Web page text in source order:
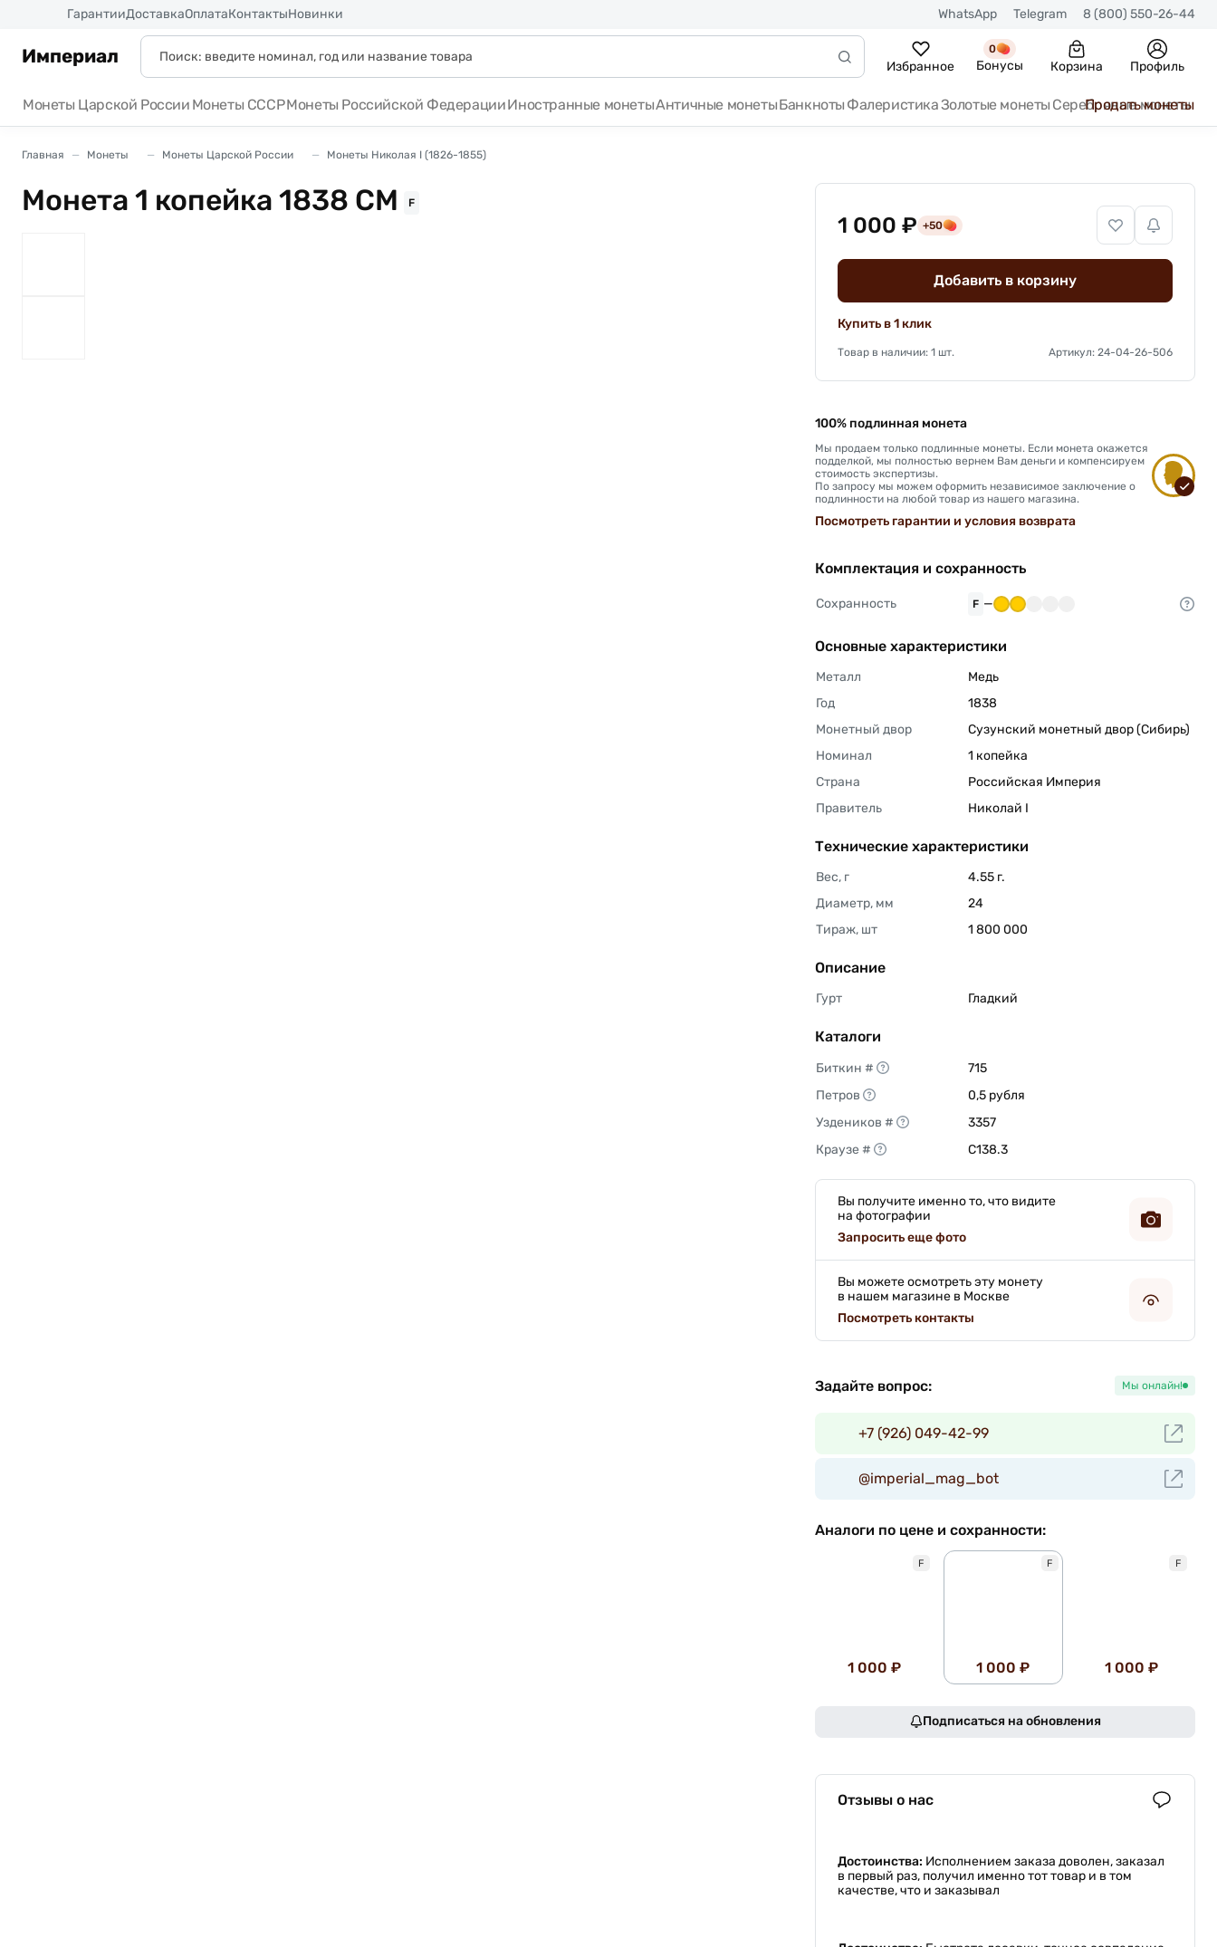
ГарантииДоставкаОплатаКонтактыНовинки WhatsApp Telegram 8 (800) 550-26-44
Империал Избранное
0
Бонусы Корзина Профиль
Монеты Царской России Монеты СССРМонеты Российской ФедерацииИностранные монетыАнтичные монетыБанкноты ФалеристикаЗолотые монеты Серебряные монеты
Продать монеты
Главная Монеты Монеты Царской России Монеты Николая I (1826-1855)
Монета 1 копейка 1838 СМ F
1 000 ₽ +50
Добавить в корзину
Купить в 1 клик
Товар в наличии: 1 шт. Артикул: 24-04-26-506
100% подлинная монета
Мы продаем только подлинные монеты. Если монета окажется
подделкой, мы полностью вернем Вам деньги и компенсируем
стоимость экспертизы.
По запросу мы можем оформить независимое заключение о
подлинности на любой товар из нашего магазина.
Посмотреть гарантии и условия возврата
Комплектация и сохранность
Сохранность F —
Основные характеристики
Металл
Медь
Год
1838
Монетный двор
Сузунский монетный двор (Сибирь)
Номинал
1 копейка
Страна
Российская Империя
Правитель
Николай I
Технические характеристики
Вес, г
4.55 г.
Диаметр, мм
24
Тираж, шт
1 800 000
Описание
Гурт Гладкий
Каталоги
Биткин #
715
Петров
0,5 рубля
Уздеников #
3357
Краузе #
C138.3
Вы получите именно то, что видите
на фотографии
Запросить еще фото
Вы можете осмотреть эту монету
в нашем магазине в Москве
Посмотреть контакты
Задайте вопрос: Мы онлайн!
+7 (926) 049-42-99
@imperial_mag_bot
Аналоги по цене и сохранности:
F
1 000 ₽
F
1 000 ₽
F
1 000 ₽
Подписаться на обновления
Отзывы о нас
Достоинства: Исполнением заказа доволен, заказал
в первый раз, получил именно тот товар и в том
качестве, что и заказывал